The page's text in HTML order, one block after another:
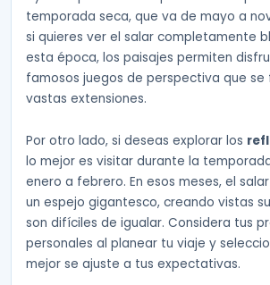
temporada seca, que va de mayo a
si quieres ver el salar completamente
esta época, los paisajes permiten
famosos juegos de perspectiva que se
vastas extensiones.
Por otro lado, si deseas explorar los
lo mejor es visitar durante la
enero a febrero. En esos meses, el
un espejo gigantesco, creando vistas
son difíciles de igualar. Considera tus
personales al planear tu viaje y
mejor se ajuste a tus expectativas.